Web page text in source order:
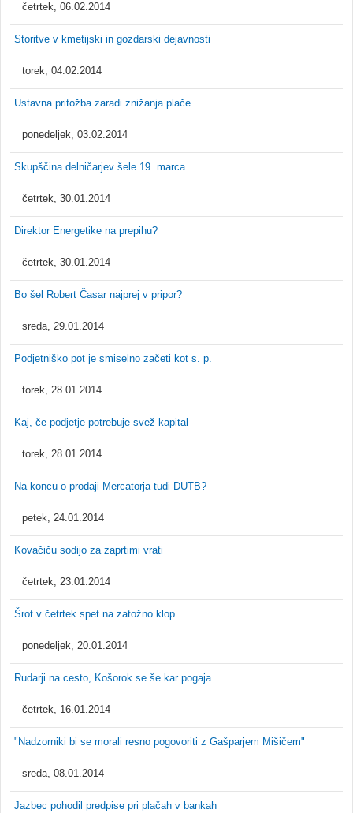
četrtek, 06.02.2014
Storitve v kmetijski in gozdarski dejavnosti
torek, 04.02.2014
Ustavna pritožba zaradi znižanja plače
ponedeljek, 03.02.2014
Skupščina delničarjev šele 19. marca
četrtek, 30.01.2014
Direktor Energetike na prepihu?
četrtek, 30.01.2014
Bo šel Robert Časar najprej v pripor?
sreda, 29.01.2014
Podjetniško pot je smiselno začeti kot s. p.
torek, 28.01.2014
Kaj, če podjetje potrebuje svež kapital
torek, 28.01.2014
Na koncu o prodaji Mercatorja tudi DUTB?
petek, 24.01.2014
Kovačiču sodijo za zaprtimi vrati
četrtek, 23.01.2014
Šrot v četrtek spet na zatožno klop
ponedeljek, 20.01.2014
Rudarji na cesto, Košorok se še kar pogaja
četrtek, 16.01.2014
"Nadzorniki bi se morali resno pogovoriti z Gašparjem Mišičem"
sreda, 08.01.2014
Jazbec pohodil predpise pri plačah v bankah